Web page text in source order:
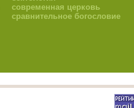
современная церковь
сравнительное богословие